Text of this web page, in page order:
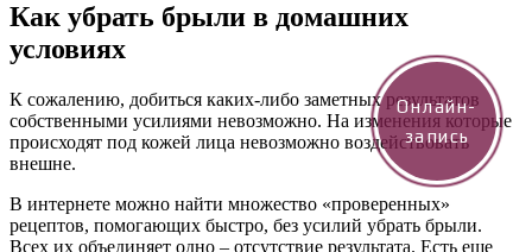
Как убрать брыли в домашних
условиях
К сожалению, добиться каких-либо заметных результатов
собственными усилиями невозможно. На изменения которые
происходят под кожей лица невозможно воздействовать
внешне.
В интернете можно найти множество «проверенных»
рецептов, помогающих быстро, без усилий убрать брыли.
Всех их объединяет одно – отсутствие результата. Есть еще
Онлайн-
запись